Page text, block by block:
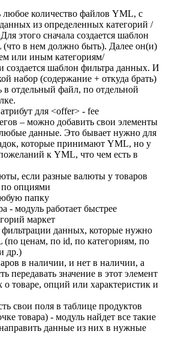
любое количество файлов YML, с
из определенных категорий /
этого сначала создается шаблон
в нем должно быть). Далее он(и)
или иным категориям/
создается шаблон фильтра данных. И
набор (содержание + откуда брать)
отдельный файл, по отдельной
для <offer> - fee
– можно добавить свои элементы
данные. Это бывает нужно для
которые принимают YML, но у
к YML, что чем есть в
если разные валюты у товаров
по опциями
папку
- модуль работает быстрее
маркет
данных, которые нужно
(по ценам, по id, по категориям, по
др.)
в наличии, и нет в наличии, а
передавать значение в этот элемент
товаре, опций или характеристик и
свои поля в таблице продуктов
товара) - модуль найдет все такие
данные из них в нужные